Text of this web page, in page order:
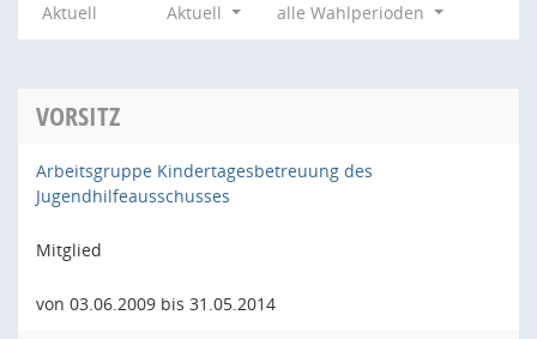
Aktuell Aktuell alle Wahlperioden
VORSITZ
Arbeitsgruppe Kindertagesbetreuung des
Jugendhilfeausschusses
Mitglied
von 03.06.2009 bis 31.05.2014